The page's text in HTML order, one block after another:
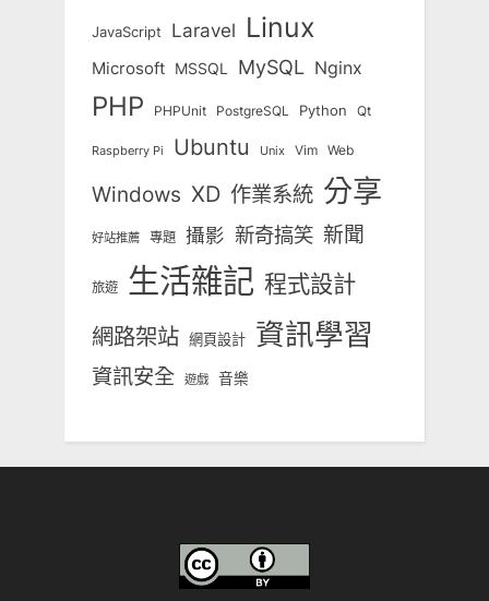
JavaScript Laravel Linux
Microsoft MSSQL MySQL Nginx
PHP PHPUnit PostgreSQL Python Qt
Raspberry Pi Ubuntu Unix Vim Web
Windows XD 作業系統 分享
好站推薦 專題 攝影 新奇搞笑 新聞
旅遊 生活雜記 程式設計
網路架站 網頁設計 資訊學習
資訊安全 遊戲 音樂